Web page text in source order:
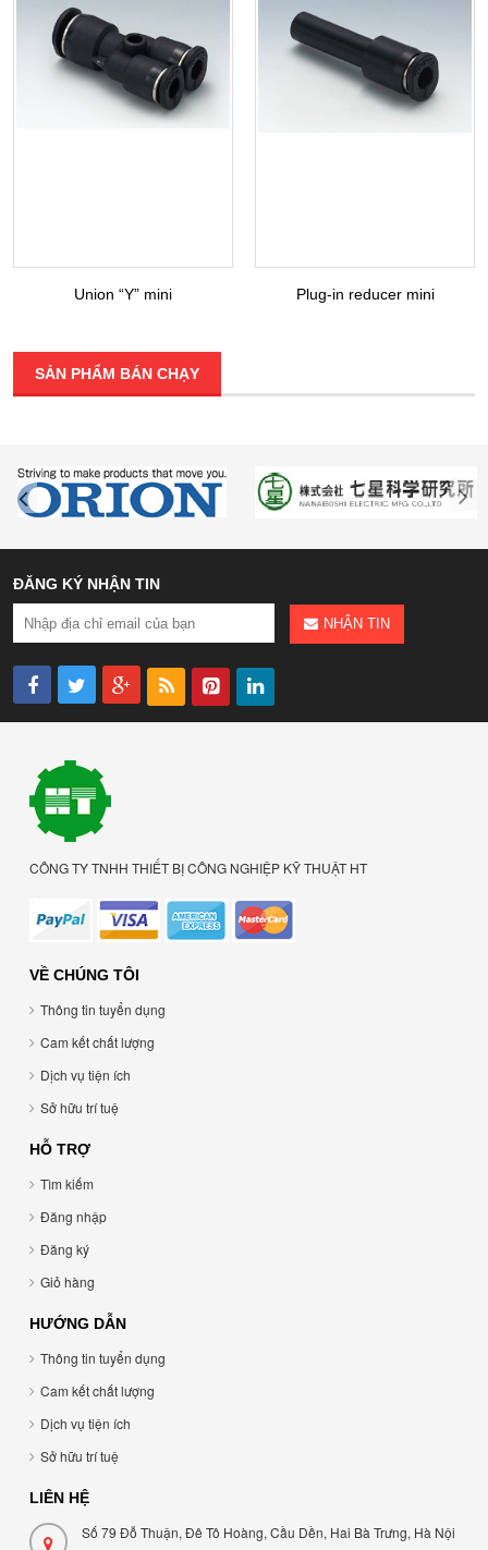
Union “Y” mini Plug-in reducer mini
SẢN PHẨM BÁN CHẠY
ĐĂNG KÝ NHẬN TIN
NHẬN TIN
CÔNG TY TNHH THIẾT BỊ CÔNG NGHIỆP KỸ THUẬT HT
VỀ CHÚNG TÔI
Thông tin tuyển dụng
Cam kết chất lượng
Dịch vụ tiện ích
Sở hữu trí tuệ
HỖ TRỢ
Tìm kiếm
Đăng nhập
Đăng ký
Giỏ hàng
HƯỚNG DẪN
Thông tin tuyển dụng
Cam kết chất lượng
Dịch vụ tiện ích
Sở hữu trí tuệ
LIÊN HỆ
Số 79 Đỗ Thuận, Đê Tô Hoàng, Cầu Dền, Hai Bà Trưng, Hà Nội